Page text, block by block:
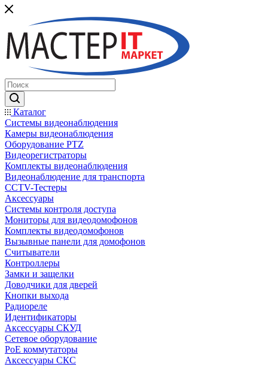
Каталог
Системы видеонаблюдения
Камеры видеонаблюдения
Оборудование PTZ
Видеорегистраторы
Комплекты видеонаблюдения
Видеонаблюдение для транспорта
CCTV-Тестеры
Аксессуары
Системы контроля доступа
Мониторы для видеодомофонов
Комплекты видеодомофонов
Вызывные панели для домофонов
Считыватели
Контроллеры
Замки и защелки
Доводчики для дверей
Кнопки выхода
Радиореле
Идентификаторы
Аксессуары СКУД
Сетевое оборудование
PoE коммутаторы
Аксессуары СКС